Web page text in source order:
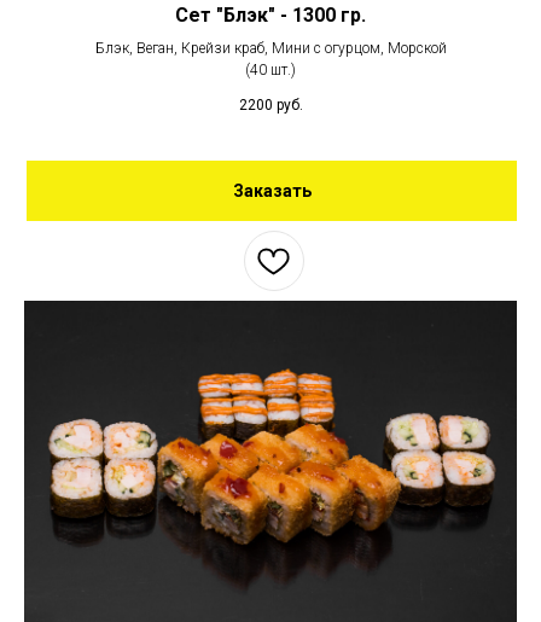
Сет "Блэк" - 1300 гр.
Блэк, Веган, Крейзи краб, Мини с огурцом, Морской
(40 шт.)
2200 руб.
Заказать